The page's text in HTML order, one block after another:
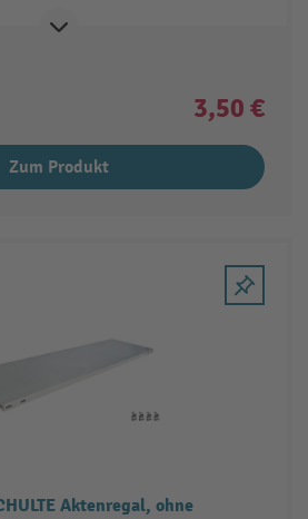
3,50 €
Zum Produkt
Aktenregal, ohne